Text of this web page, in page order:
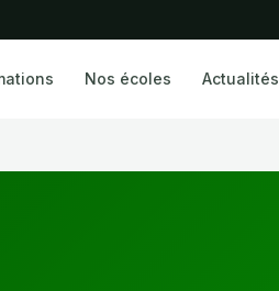
Nos écoles Actualités